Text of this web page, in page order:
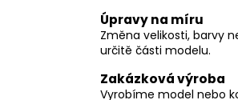
Úpravy na míru
Změna velikosti, barvy
určitě části modelu.
Zakázková výroba
Vyrobíme model nebo